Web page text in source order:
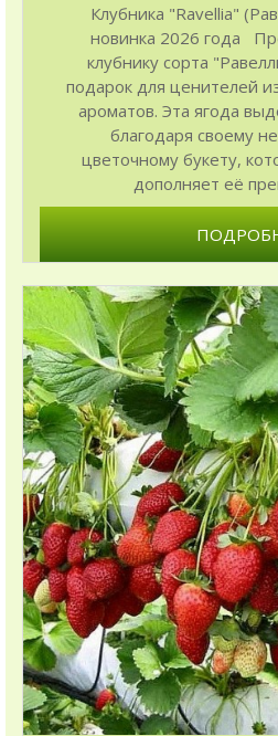
Клубника "Ravellia"
новинка 2026 года
клубнику сорта
подарок для ценителей
ароматов. Эта ягода
благодаря своему
цветочному букету,
дополняет её